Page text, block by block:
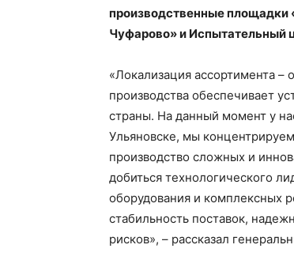
производственные площадки
Чуфарово» и Испытательный
«Локализация ассортимента –
производства обеспечивает
страны. На данный момент у
Ульяновске, мы
производство сложных и
добиться технологического
оборудования и комплексных
стабильность поставок,
рисков», – рассказал